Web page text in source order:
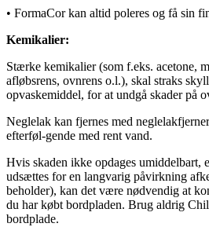
• FormaCor kan altid poleres og få sin
Kemikalier:
Stærke kemikalier (som f.eks. acetone,
afløbsrens, ovnrens o.l.), skal straks
opvaskemiddel, for at undgå skader på
Neglelak kan fjernes med
efterføl-gende med rent vand.
Hvis skaden ikke opdages umiddelbart,
udsættes for en langvarig påvirkning
beholder), kan det være nødvendig at
du har købt bordpladen. Brug aldrig
bordplade.